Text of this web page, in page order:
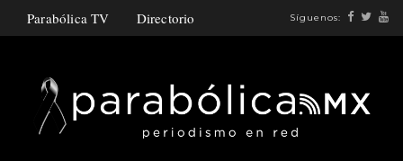
Parabólica TV Directorio Síguenos: